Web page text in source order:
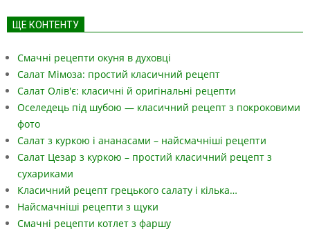
ЩЕ КОНТЕНТУ
Смачні рецепти окуня в духовці
Салат Мімоза: простий класичний рецепт
Салат Олів'є: класичні й оригінальні рецепти
Оселедець під шубою — класичний рецепт з покроковими
фото
Салат з куркою і ананасами – найсмачніші рецепти
Салат Цезар з куркою – простий класичний рецепт з
сухариками
Класичний рецепт грецького салату і кілька…
Найсмачніші рецепти з щуки
Смачні рецепти котлет з фаршу